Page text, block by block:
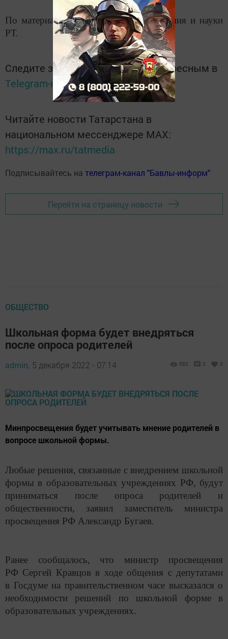
По материалам Министерства образования и науки
РТ.
Следите за самым важным и интересным в
Telegram-канале Татмедиа
Читайте новости Татарстана в
национальном мессенджере MАХ:
https://max.ru/tatmedia
Подписывайтесь на телеграм-канал "Бавлы-информ"
Перейти на страницу новости
ОБЩЕСТВО
Школьная форма будет внедряться
после опроса родителей
admin, 5 декабря 2022 - 07:14 580 0 0
Минпросвещения будет учитывать мнение родителей в
вопросе школьной формы.
Любые решения, связанные с внедрением школьной
формы в образовательных учреждениях РФ, будут
приниматься после опроса родителей и
общественности, заявил заместитель министра
просвещения РФ Александр Бугаев.
Ранее сообщалось, что министр просвещения
РФ Сергей Кравцов в ходе общения с депутатами
в Госдуме на правительственном часе высказался о
необходимости решений по школьной форме в
образовательных учреждениях.